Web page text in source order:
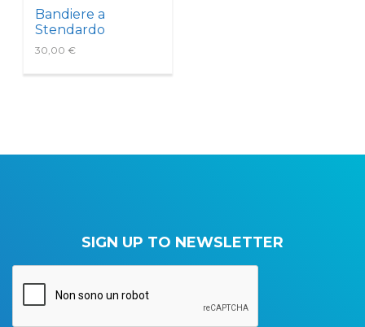
Bandiere a
Stendardo
30,00 €
SIGN UP TO NEWSLETTER